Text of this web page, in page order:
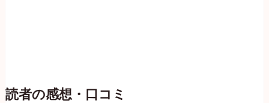
読者の感想・口コミ